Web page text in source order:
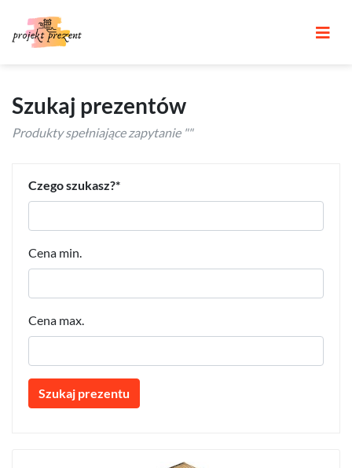
Szukaj prezentów
Produkty spełniające zapytanie ""
Czego szukasz?
Cena min.
Cena max.
Szukaj prezentu